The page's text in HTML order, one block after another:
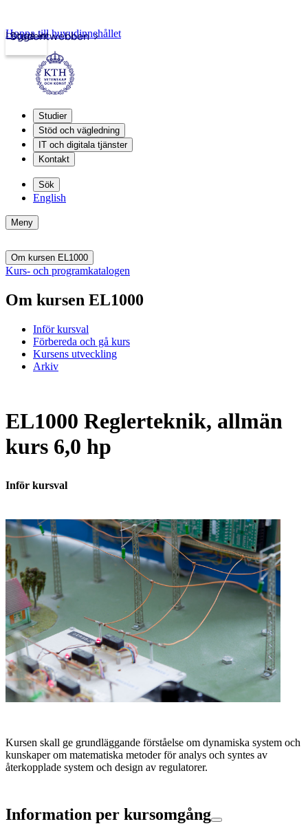
Studentwebben
Logga in
Hoppa till huvudinnehållet
Studier
Stöd och vägledning
IT och digitala tjänster
Kontakt
Sök
English
Meny
Om kursen EL1000
Kurs- och programkatalogen
Om kursen EL1000
Inför kursval
Förbereda och gå kurs
Kursens utveckling
Arkiv
EL1000 Reglerteknik, allmän
kurs 6,0 hp
Inför kursval
Kursen skall ge grundläggande förståelse om dynamiska system och
kunskaper om matematiska metoder för analys och syntes av
återkopplade system och design av regulatorer.
Information per kursomgång